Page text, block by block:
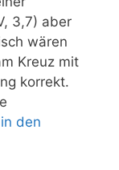
3,7) aber
wären
Kreuz mit
korrekt.
den